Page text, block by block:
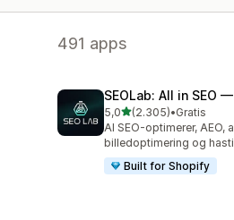
491 apps
SEOLab: All in SEO —
5,0ud af 5 stjerner
(2.305)
2305 anmeldelser i alt
•Gratis
AI SEO-optimerer, AEO,
billedoptimering og
Built for Shopify